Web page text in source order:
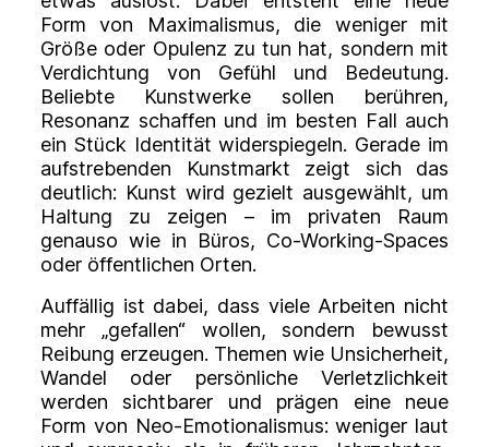
Form von Maximalismus, die weniger mit
Größe oder Opulenz zu tun hat, sondern mit
Verdichtung von Gefühl und Bedeutung.
Beliebte Kunstwerke sollen berühren,
Resonanz schaffen und im besten Fall auch
ein Stück Identität widerspiegeln. Gerade im
aufstrebenden Kunstmarkt zeigt sich das
deutlich: Kunst wird gezielt ausgewählt, um
Haltung zu zeigen – im privaten Raum
genauso wie in Büros, Co-Working-Spaces
oder öffentlichen Orten.
Auffällig ist dabei, dass viele Arbeiten nicht
mehr „gefallen“ wollen, sondern bewusst
Reibung erzeugen. Themen wie Unsicherheit,
Wandel oder persönliche Verletzlichkeit
werden sichtbarer und prägen eine neue
Form von Neo-Emotionalismus: weniger laut